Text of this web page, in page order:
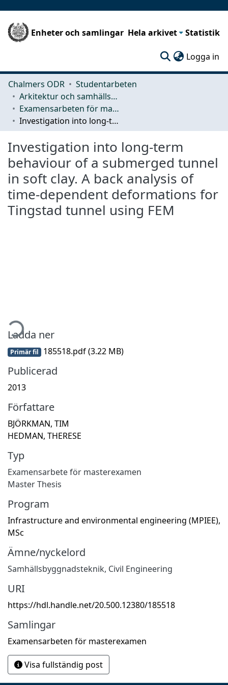
Enheter och samlingar Hela arkivet Statistik
Logga in
Chalmers ODR
Studentarbeten
Arkitektur och samhällsbyggnadsteknik (ACE)
Examensarbeten för masterexamen
Investigation into long-term behaviour of a submerged tunnel in soft clay. A back analysis of time-dependent deformations for Tingstad tunnel using FEM
Investigation into long-term
behaviour of a submerged tunnel
in soft clay. A back analysis of
time-dependent deformations for
Tingstad tunnel using FEM
Ladda ner
Primär fil 185518.pdf(3.22 MB)
Publicerad
2013
Författare
BJÖRKMAN, TIM
HEDMAN, THERESE
Typ
Examensarbete för masterexamen
Master Thesis
Program
Infrastructure and environmental engineering (MPIEE),
MSc
Ämne/nyckelord
Samhällsbyggnadsteknik, Civil Engineering
URI
https://hdl.handle.net/20.500.12380/185518
Samlingar
Examensarbeten för masterexamen
Visa fullständig post